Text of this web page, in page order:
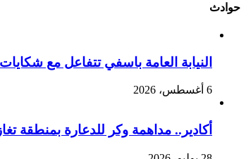
حوادث
النيابة العامة باسفي تتفاعل مع
6 أغسطس، 2026
أكادير.. مداهمة وكر للدعارة بمنطقة